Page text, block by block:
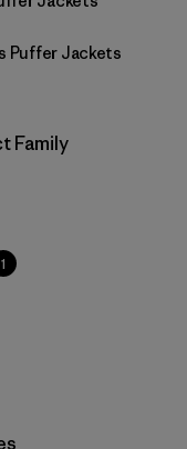
Puffer Jackets
Family
1